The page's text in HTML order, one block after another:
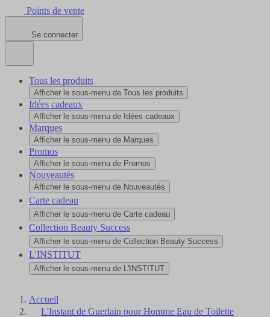
Points de vente
Se connecter
Tous les produits
Afficher le sous-menu de Tous les produits
Idées cadeaux
Afficher le sous-menu de Idées cadeaux
Marques
Afficher le sous-menu de Marques
Promos
Afficher le sous-menu de Promos
Nouveautés
Afficher le sous-menu de Nouveautés
Carte cadeau
Afficher le sous-menu de Carte cadeau
Collection Beauty Success
Afficher le sous-menu de Collection Beauty Success
L'INSTITUT
Afficher le sous-menu de L'INSTITUT
Accueil
L'Instant de Guerlain pour Homme Eau de Toilette